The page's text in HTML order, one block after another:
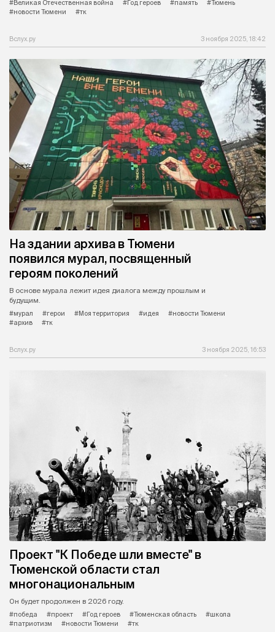
#Великая Отечественная война #Год героев #память
#Тюмень
#новости Тюмени
#тк
Вслух.ру 3 ноября 2025, 18:42
На здании архива в Тюмени
появился мурал, посвященный
героям поколений
В основе мурала лежит идея диалога между прошлым и
будущим.
#мурал
#герои #Моя территория #идея
#новости Тюмени
#архив
#тк
Вслух.ру 3 ноября 2025, 16:53
Проект "К Победе шли вместе" в
Тюменской области стал
многонациональным
Он будет продолжен в 2026 году.
#победа
#проект #Год героев #Тюменская область
#школа
#патриотизм
#новости Тюмени #тк